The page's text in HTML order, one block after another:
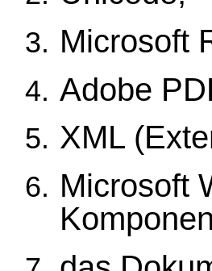
Microsoft
Adobe
XML
Microsoft